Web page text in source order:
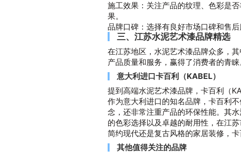
施工效果：关注产品的纹理、色彩是
果。
品牌口碑：选择有良好市场口碑和售后
三、江苏水泥艺术漆品牌精选
在江苏地区，水泥艺术漆品牌众多，
产品质量和服务，赢得了消费者的青睐
意大利进口卡百利（KABEL）
提到高端水泥艺术漆品牌，卡百利（
作为意大利进口的知名品牌，卡百利
念，还非常注重产品的环保性能。其
的色彩选择以及卓越的耐用性，在江
简约现代还是复古风格的家居装修，
其他值得关注的品牌